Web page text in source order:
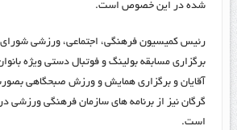
شده در این خصوص است.
رئیس کمیسیون فرهنگی، اجتماعی، ورزشی شورای
برگزاری مسابقه بولینگ و فوتبال دستی ویژه
آقایان و برگزاری همایش و ورزش صبحگاهی
گرگان نیز از برنامه های سازمان فرهنگی ورزشی
است.